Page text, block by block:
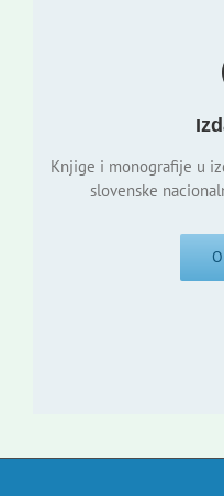
Knjige i monografije u
slovenske